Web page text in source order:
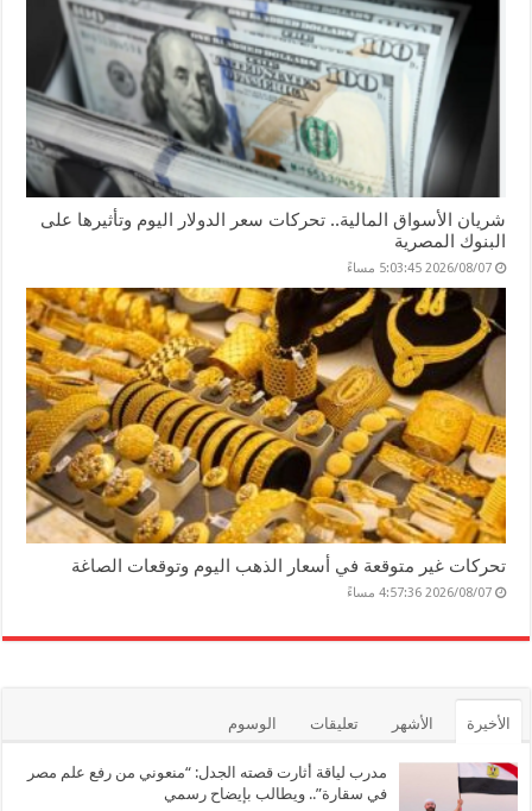
شريان الأسواق المالية.. تحركات سعر الدولار اليوم وتأثيرها على
البنوك المصرية
2026/08/07 5:03:45 مساءً
تحركات غير متوقعة في أسعار الذهب اليوم وتوقعات الصاغة
2026/08/07 4:57:36 مساءً
الأخيرة الأشهر تعليقات الوسوم
مدرب لياقة أثارت قصته الجدل: “منعوني من رفع علم مصر
في سقارة”.. ويطالب بإيضاح رسمي